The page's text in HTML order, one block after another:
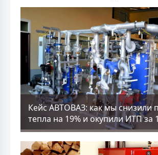
Кейс АВТОВАЗ: как мы снизили
тепла на 19% и окупили ИТП за